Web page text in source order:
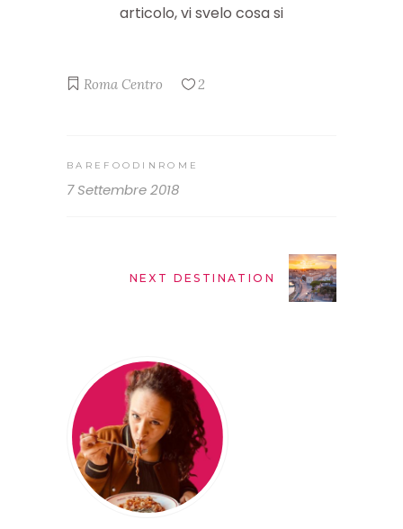
articolo, vi svelo cosa si
Roma Centro 2
BAREFOODINROME
7 Settembre 2018
NEXT DESTINATION